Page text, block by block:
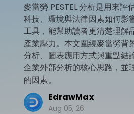
心智圖與腦力激
流程圖
技術用途
UML
設計用途
平面圖
其他用途
Visio替代方案
資源範本
EdrawMax 社區
文章内容
熱門話題
支援
教程
EdrawMax 教程 > EdrawMind 教
支援中心
支援中心 >
商業
EdrawMax
麥當勞 PESTEL 分析是用來評
科技、環境與法律因素如何影
工具，能幫助讀者更清楚理解
產業壓力。本文圍繞麥當勞背
分析、圖表應用方式與重點結
企業外部分析的核心思路，並
的因素。
EdrawMax
Aug 05, 26